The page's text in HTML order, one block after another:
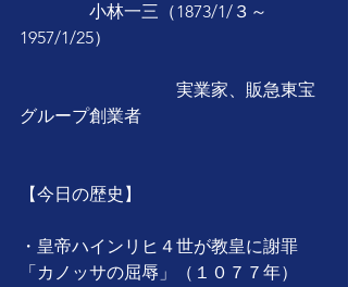
小林一三（1873/1/３～
1957/1/25）
実業家、販急東宝
グループ創業者
【今日の歴史】
・皇帝ハインリヒ４世が教皇に謝罪
「カノッサの屈辱」（１０７７年）